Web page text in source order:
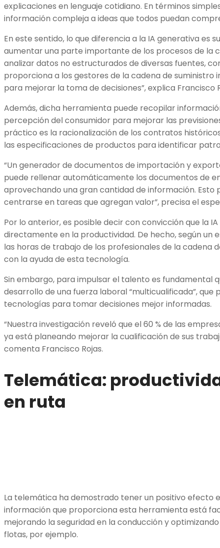
explicaciones en lenguaje cotidiano. En términos
información compleja a ideas que todos puedan
En este sentido, lo que diferencia a la IA generativa es
aumentar una parte importante de los procesos de la
analizar datos no estructurados de diversas fuentes,
proporciona a los gestores de la cadena de suministro
para mejorar la toma de decisiones”, explica Francisco
Además, dicha herramienta puede recopilar
percepción del consumidor para mejorar las
práctico es la racionalización de los contratos
las especificaciones de productos para identificar
“Un generador de documentos de importación y
puede rellenar automáticamente los documentos de
aprovechando una gran cantidad de información.
centrarse en tareas que agregan valor”, precisa el
Por lo anterior, es posible decir con convicción que la
directamente en la productividad. De hecho, según un
las horas de trabajo de los profesionales de la cadena
con la ayuda de esta tecnología.
Sin embargo, para impulsar el talento es fundamental
desarrollo de una fuerza laboral “multicualificada”, que
tecnologías para tomar decisiones mejor informadas.
“Nuestra investigación reveló que el 60 % de las
ya está planeando mejorar la cualificación de sus
comenta Francisco Rojas.
Telemática:
en ruta
La telemática ha demostrado tener un positivo efecto
información que proporciona esta herramienta está
mejorando la seguridad en la conducción y
flotas, por ejemplo.